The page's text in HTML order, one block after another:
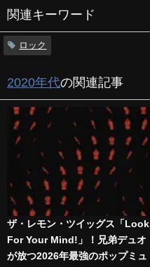
関連キーワード
ロック
2020年代の関連記事
ザ・レモン・ツイッグス「Look
For Your Mind!」！兄弟デュオ
が放つ2026年最強のポップミュ